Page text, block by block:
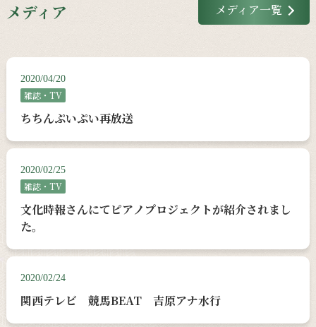
メディア メディア一覧
2020/04/20
雑誌・TV
ちちんぷいぷい再放送
2020/02/25
雑誌・TV
文化時報さんにてピアノプロジェクトが紹介されまし
た。
2020/02/24
関西テレビ 競馬BEAT 吉原アナ水行